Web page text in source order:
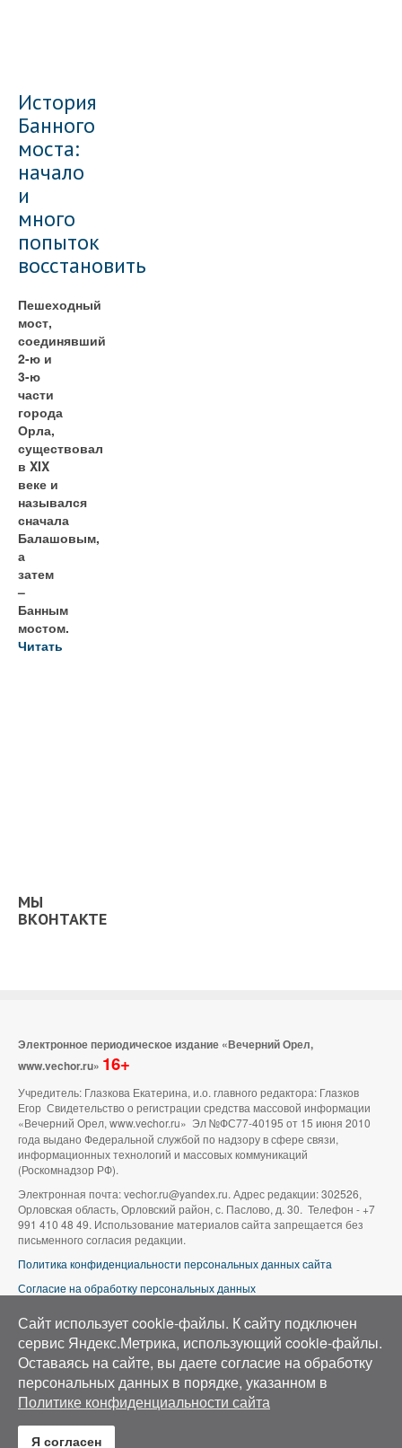
История
Банного
моста:
начало
и
много
попыток
восстановить
Пешеходный
мост,
соединявший
2-ю и
3-ю
части
города
Орла,
существовал
в XIX
веке и
назывался
сначала
Балашовым,
а
затем
–
Банным
мостом.
Читать
МЫ
ВКОНТАКТЕ
Электронное периодическое издание «Вечерний Орел,
www.vechor.ru» 16+
Учредитель: Глазкова Екатерина, и.о. главного редактора: Глазков
Егор Свидетельство о регистрации средства массовой информации
«Вечерний Орел, www.vechor.ru» Эл №ФС77-40195 от 15 июня 2010
года выдано Федеральной службой по надзору в сфере связи,
информационных технологий и массовых коммуникаций
(Роскомнадзор РФ).
Электронная почта: vechor.ru@yandex.ru. Адрес редакции: 302526,
Орловская область, Орловский район, с. Паслово, д. 30. Телефон - +7
991 410 48 49. Использование материалов сайта запрещается без
письменного согласия редакции.
Политика конфиденциальности персональных данных сайта
Согласие на обработку персональных данных
Аэросъемка в Орле»
Сайт использует cookie-файлы. К cайту подключен
сервис Яндекс.Метрика, использующий cookie-файлы.
Оставаясь на сайте, вы даете согласие на обработку
персональных данных в порядке, указанном в
Политике конфиденциальности сайта
Я согласен